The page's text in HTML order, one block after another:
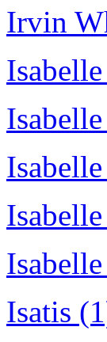
Irvin
Isatis